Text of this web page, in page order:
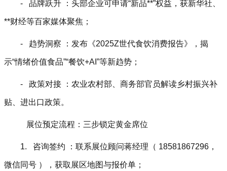
- 品牌跃升 ：头部企业可申请“新品**”权益，获新华社、
**财经等百家媒体聚焦；
- 趋势洞察 ：发布《2025Z世代食饮消费报告》，揭
示“情绪价值食品”“餐饮+AI”等新趋势；
- 政策对接 ：农业农村部、商务部官员解读乡村振兴补
贴、进出口政策。
展位预定流程：三步锁定黄金席位
1. 咨询签约 ：联系展位顾问蒋经理（ 18581867296，
微信同号 ），获取展区地图与报价单；